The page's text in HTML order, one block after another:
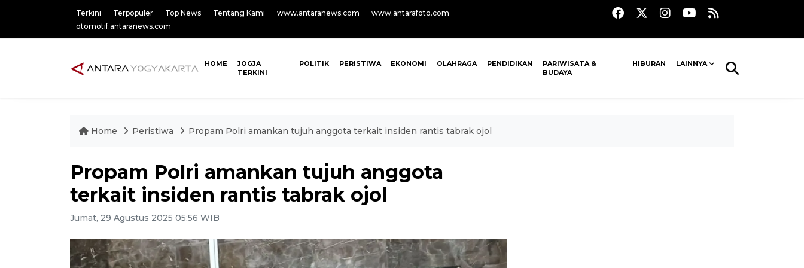
Terkini Terpopuler Top News Tentang Kami www.antaranews.com
www.antarafoto.com
otomotif.antaranews.com
HOME
JOGJA
TERKINI
POLITIK PERISTIWA EKONOMI OLAHRAGA PENDIDIKAN
PARIWISATA &
BUDAYA
HIBURAN LAINNYA
Home Peristiwa Propam Polri amankan tujuh anggota terkait insiden rantis tabrak ojol
Propam Polri amankan tujuh anggota
terkait insiden rantis tabrak ojol
Jumat, 29 Agustus 2025 05:56 WIB